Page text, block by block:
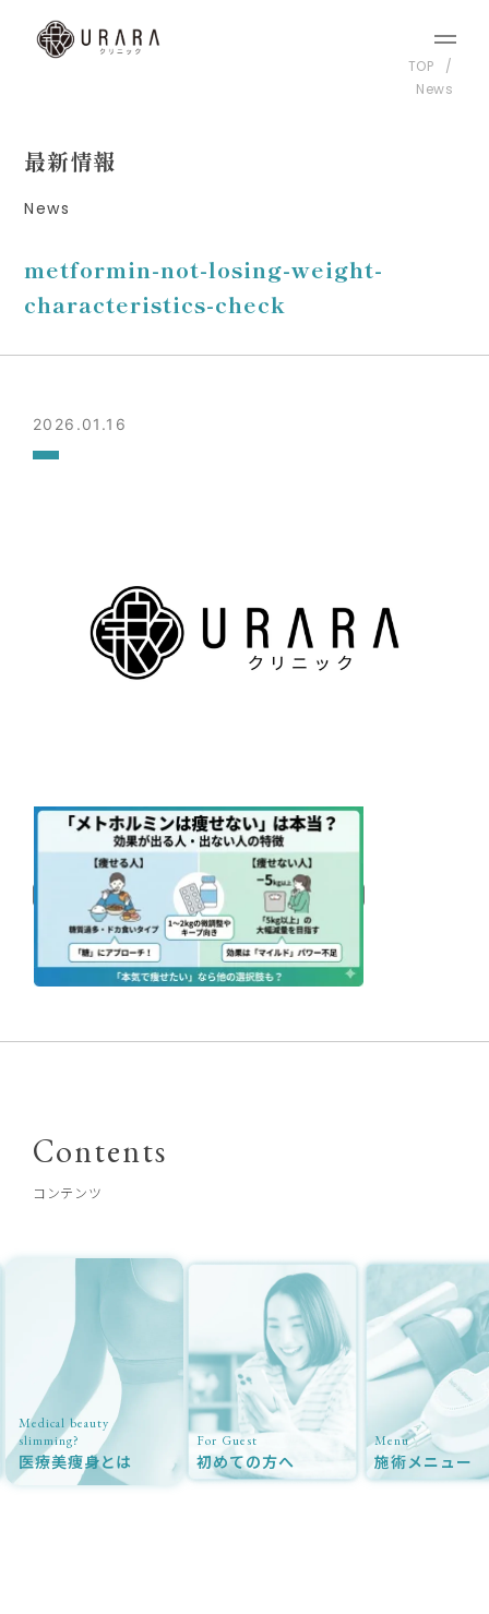
TOP
News
最新情報
News
metformin-not-losing-weight-
characteristics-check
2026.01.16
Contents
コンテンツ
Medical beauty
slimming?
医療美痩身とは
For Guest
初めての方へ
Menu
施術メニュー